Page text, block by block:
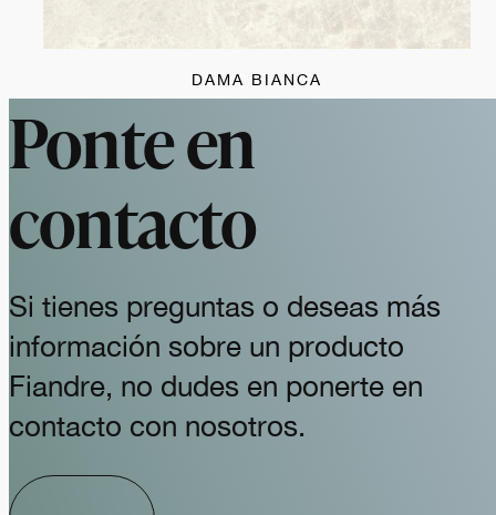
DAMA BIANCA
Ponte en
contacto
Si tienes preguntas o deseas más
información sobre un producto
Fiandre, no dudes en ponerte en
contacto con nosotros.